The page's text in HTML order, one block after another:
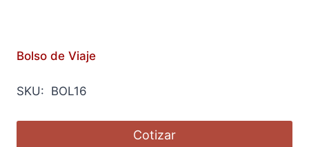
Bolso de Viaje
SKU: BOL16
Cotizar